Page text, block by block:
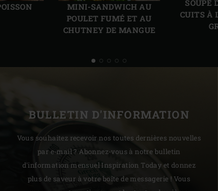
MINI-SANDWICH AU
POULET FUMÉ ET AU
CHUTNEY DE MANGUE
SOUPE
CUITS À
BULLETIN D'INFORMATION
Vous souhaitez recevoir nos toutes dernières nouvelles
par e-mail ? Abonnez-vous à notre bulletin
d'information mensuel Inspiration Today et donnez
plus de saveur à votre boîte de messagerie ! Vous